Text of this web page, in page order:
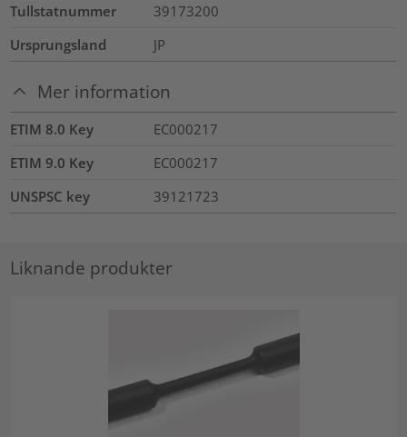
Tullstatnummer
39173200
Ursprungsland
JP
Mer information
ETIM 8.0 Key
EC000217
ETIM 9.0 Key
EC000217
UNSPSC key
39121723
Liknande produkter